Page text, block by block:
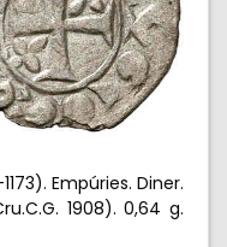
Empúries. Diner.
1908). 0,64 g.